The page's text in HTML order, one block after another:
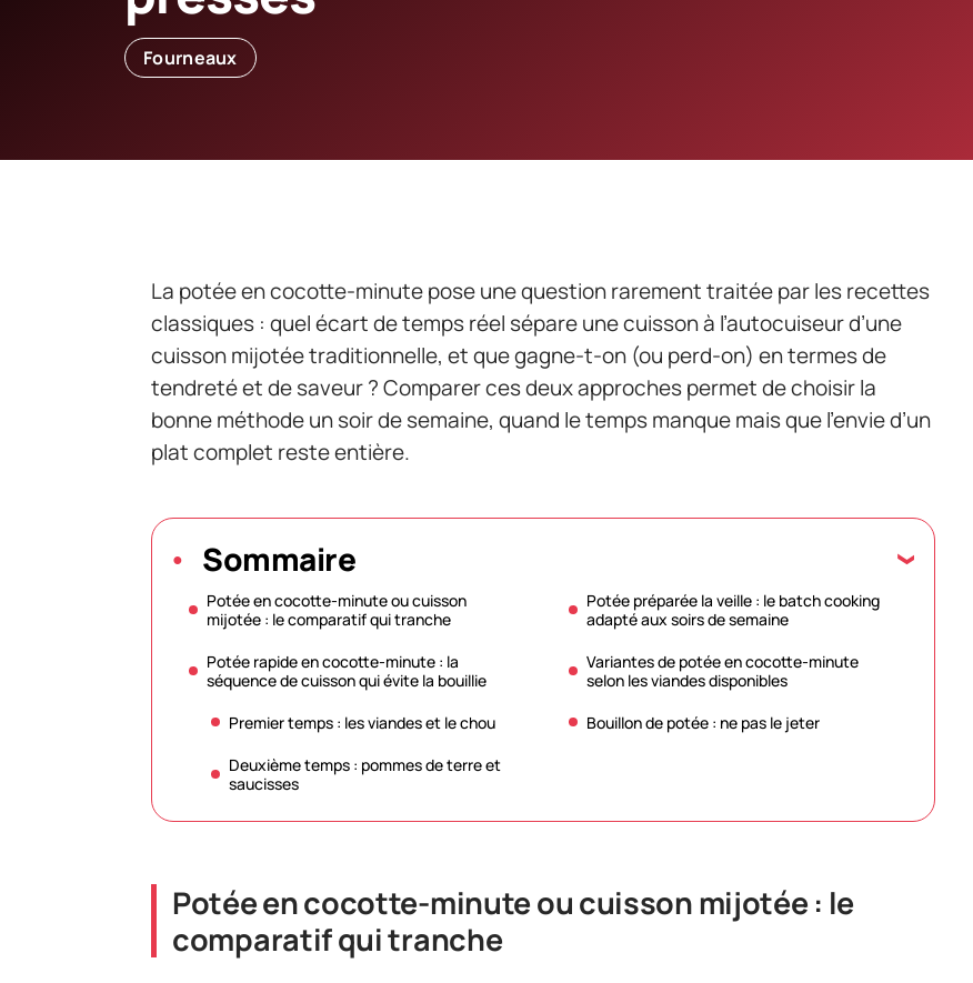
Fourneaux
La potée en cocotte-minute pose une question rarement traitée par les recettes
classiques : quel écart de temps réel sépare une cuisson à l’autocuiseur d’une
cuisson mijotée traditionnelle, et que gagne-t-on (ou perd-on) en termes de
tendreté et de saveur ? Comparer ces deux approches permet de choisir la
bonne méthode un soir de semaine, quand le temps manque mais que l’envie d’un
plat complet reste entière.
Sommaire
Potée en cocotte-minute ou cuisson
mijotée : le comparatif qui tranche
Potée rapide en cocotte-minute : la
séquence de cuisson qui évite la bouillie
Premier temps : les viandes et le chou
Deuxième temps : pommes de terre et
saucisses
Potée préparée la veille : le batch cooking
adapté aux soirs de semaine
Variantes de potée en cocotte-minute
selon les viandes disponibles
Bouillon de potée : ne pas le jeter
Potée en cocotte-minute ou cuisson mijotée : le
comparatif qui tranche